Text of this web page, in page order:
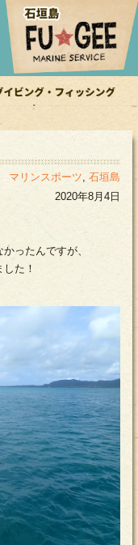
マリンスポーツ, 石垣島
2020年8月4日
ったんですが、
た！